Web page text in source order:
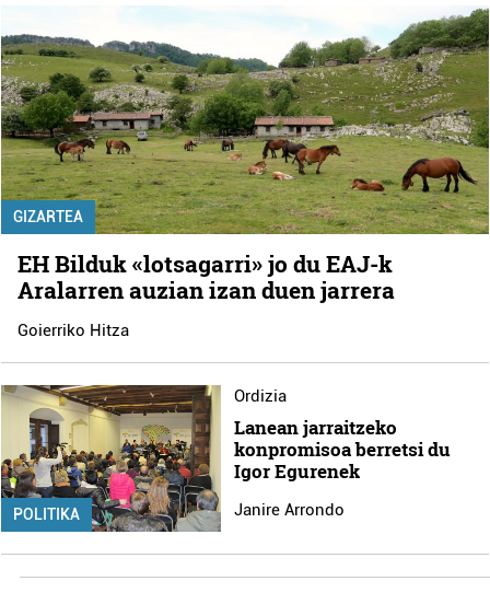
GIZARTEA
EH Bilduk «lotsagarri» jo du EAJ-k
Aralarren auzian izan duen jarrera
Goierriko Hitza
POLITIKA
Ordizia
Lanean jarraitzeko
konpromisoa berretsi du
Igor Egurenek
Janire Arrondo